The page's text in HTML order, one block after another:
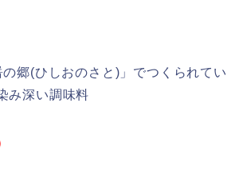
郷(ひしおのさと)」でつくられてい
み深い調味料